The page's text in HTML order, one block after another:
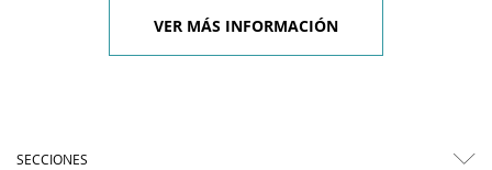
VER MÁS INFORMACIÓN
SECCIONES